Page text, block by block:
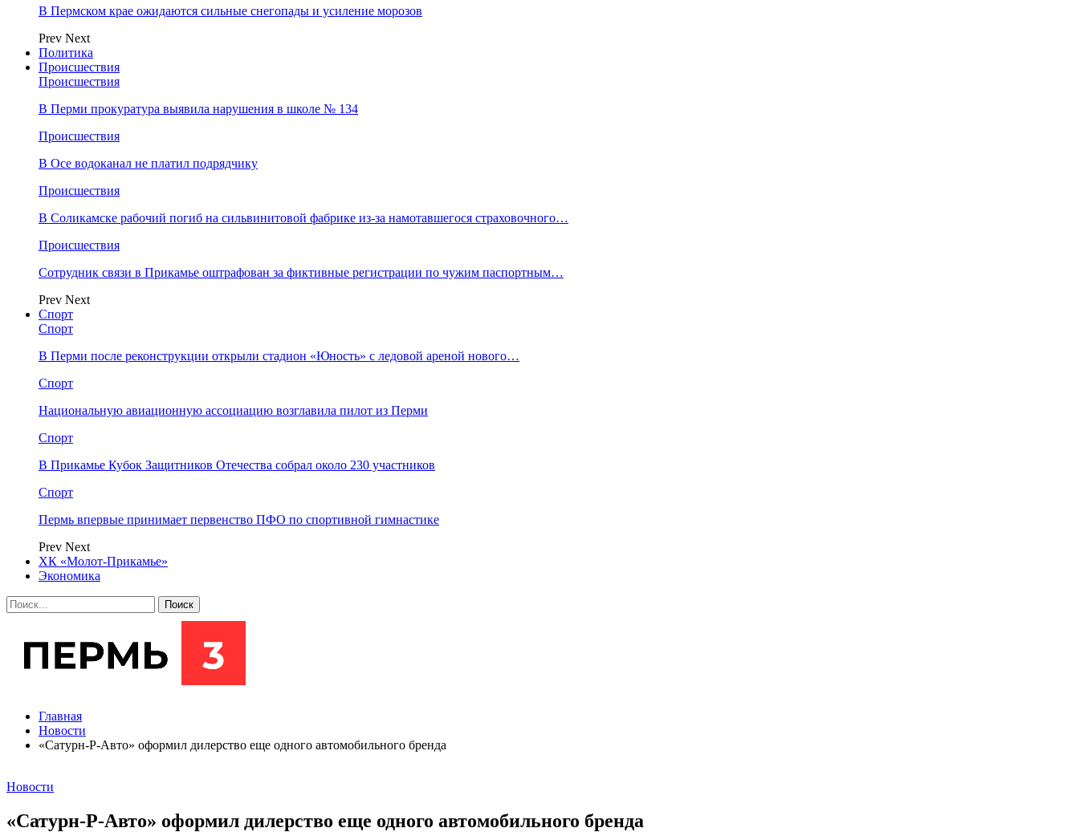
В Пермском крае ожидаются сильные снегопады и усиление морозов
Prev Next
Политика
Происшествия
Происшествия
В Перми прокуратура выявила нарушения в школе № 134
Происшествия
В Осе водоканал не платил подрядчику
Происшествия
В Соликамске рабочий погиб на сильвинитовой фабрике из-за намотавшегося страховочного…
Происшествия
Сотрудник связи в Прикамье оштрафован за фиктивные регистрации по чужим паспортным…
Prev Next
Спорт
Спорт
В Перми после реконструкции открыли стадион «Юность» с ледовой ареной нового…
Спорт
Национальную авиационную ассоциацию возглавила пилот из Перми
Спорт
В Прикамье Кубок Защитников Отечества собрал около 230 участников
Спорт
Пермь впервые принимает первенство ПФО по спортивной гимнастике
Prev Next
ХК «Молот-Прикамье»
Экономика
Главная
Новости
​«Сатурн-Р-Авто» оформил дилерство еще одного автомобильного бренда
Новости
​«Сатурн-Р-Авто» оформил дилерство еще одного автомобильного бренда